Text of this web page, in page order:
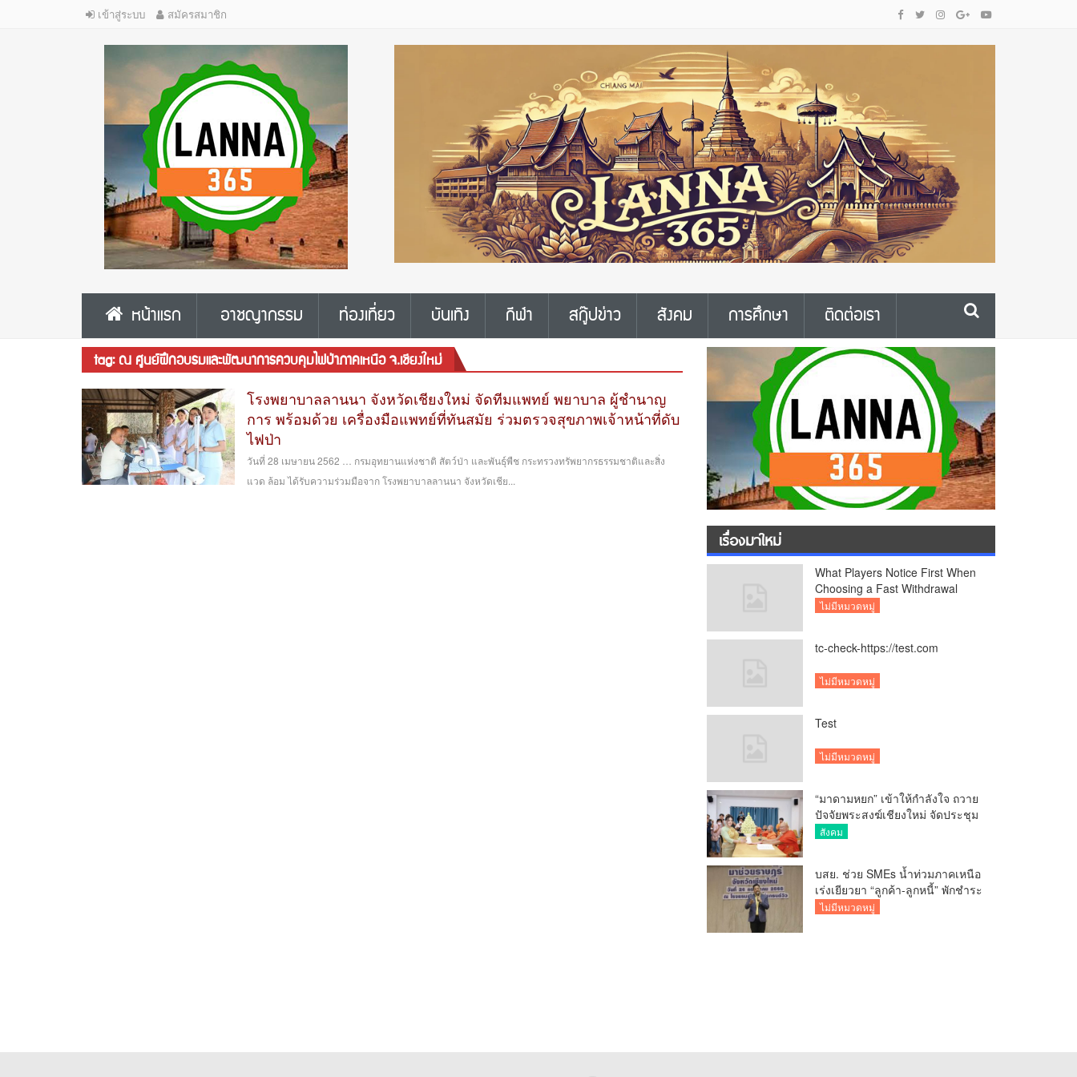
เข้าสู่ระบบ สมัครสมาชิก
หน้าแรก อาชญากรรม ท่องเที่ยว บันเทิง กีฬา สกู๊ปข่าว สังคม การศึกษา ติดต่อเรา
tag: ณ ศูนย์ฝึกอบรมและพัฒนาการควบคุมไฟป่าภาคเหนือ จ.เชียงใหม่
โรงพยาบาลลานนา จังหวัดเชียงใหม่ จัดทีมแพทย์ พยาบาล ผู้ชำนาญ
การ พร้อมด้วย เครื่องมือแพทย์ที่ทันสมัย ร่วมตรวจสุขภาพเจ้าหน้าที่ดับ
ไฟป่า
วันที่ 28 เมษายน 2562 … กรมอุทยานแห่งชาติ สัตว์ป่า และพันธุ์พืช กระทรวงทรัพยากรธรรมชาติและสิ่ง
แวด ล้อม ได้รับความร่วมมือจาก โรงพยาบาลลานนา จังหวัดเชีย...
เรื่องมาใหม่
What Players Notice First When
Choosing a Fast Withdrawal
Casino UK
ไม่มีหมวดหมู่
tc-check-https://test.com
ไม่มีหมวดหมู่
Test
ไม่มีหมวดหมู่
“มาดามหยก” เข้าให้กำลังใจ ถวาย
ปัจจัยพระสงฆ์เชียงใหม่ จัดประชุม
ทำบัญชีรายรับรายจ่ายของวัด กว่า
สังคม
บสย. ช่วย SMEs น้ำท่วมภาคเหนือ
เร่งเยียวยา “ลูกค้า-ลูกหนี้” พักชำระ
ค่าธรรมเนียม-ค่างวด
ไม่มีหมวดหมู่